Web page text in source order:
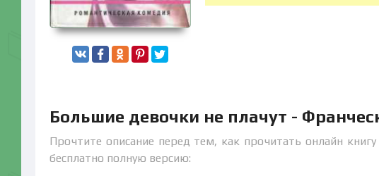
Большие девочки не плачут -
Прочтите описание перед тем, как прочитать онлайн
бесплатно полную версию: